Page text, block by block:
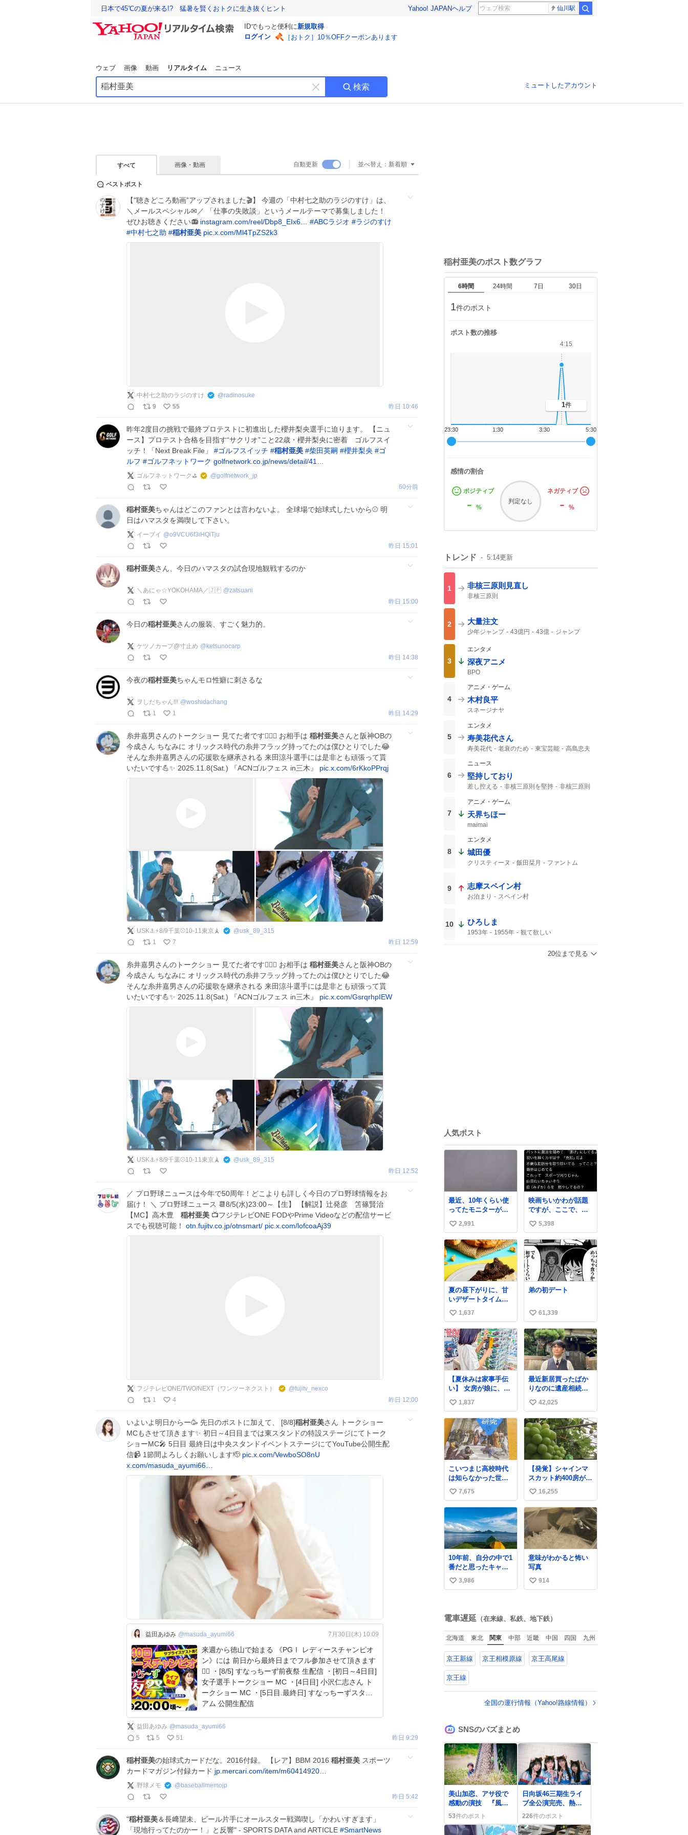
日本で45℃の夏が来る!? 猛暑を賢くおトクに生き抜くヒント Yahoo! JAPANヘルプ 仙川駅
IDでもっと便利に新規取得
ログイン
［おトク］10％OFFクーポンあります
ウェブ 画像 動画 リアルタイム ニュース
キ
ー
す
検索 ミュートしたアカウント
すべて 画像・動画 自動更新 並べ替え： 新着順
ベストポスト
【"聴きどころ動画”アップされました🎬】 今週の「中村七之助のラジのすけ」は、
＼メールスペシャル✉／ 「仕事の失敗談」というメールテーマで募集しました！
ぜひお聴きください📻 instagram.com/reel/Dbp8_EIx6… #ABCラジオ #ラジのすけ
#中村七之助 #稲村亜美 pic.x.com/Ml4TpZS2k3
中村七之助のラジのすけ @radinosuke
9
55 昨日 10:46
昨年2度目の挑戦で最終プロテストに初進出した櫻井梨央選手に迫ります。 【ニュ
ース】プロテスト合格を目指す“サクリオ”こと22歳・櫻井梨央に密着 ゴルフスイ
ッチ！「Next Break File」 #ゴルフスイッチ #稲村亜美 #柴田英嗣 #櫻井梨央 #ゴ
ルフ #ゴルフネットワーク golfnetwork.co.jp/news/detail/41…
ゴルフネットワーク⛳ @golfnetwork_jp
60分前
稲村亜美ちゃんはどこのファンとは言わないよ。 全球場で始球式したいから⚾ 明
日はハマスタを満喫して下さい。
イーブイ @o9VCU6f3iHQiTju
昨日 15:01
稲村亜美さん、今日のハマスタの試合現地観戦するのか
＼あにゃ☆YOKOHAMA／🇯🇵 @zatsuani
昨日 15:00
今日の稲村亜美さんの服装、すごく魅力的。
ケツノカープ@寸止め @ ketsunocarp
昨日 14:38
今夜の稲村亜美ちゃんモロ性癖に刺さるな
ヲしだちゃん!!! @woshidachang
1
1 昨日 14:29
糸井嘉男さんのトークショー 見てた者です🙋🏻‍♂️ お相手は 稲村亜美さんと阪神OBの
今成さん ちなみに オリックス時代の糸井フラッグ持ってたのは僕ひとりでした😂
そんな糸井嘉男さんの応援歌を継承される 来田涼斗選手には是非とも頑張って貰
いたいです💪✨ 2025.11.8(Sat.) 『ACNゴルフェス in三木』 pic.x.com/6rKkoPPrqj
USK⚓️⚡️8/9千葉⚾️10-11東京🗼 @usk_89_315
1
7 昨日 12:59
糸井嘉男さんのトークショー 見てた者です🙋🏻‍♂️ お相手は 稲村亜美さんと阪神OBの
今成さん ちなみに オリックス時代の糸井フラッグ持ってたのは僕ひとりでした😂
そんな糸井嘉男さんの応援歌を継承される 来田涼斗選手には是非とも頑張って貰
いたいです💪✨ 2025.11.8(Sat.) 『ACNゴルフェス in三木』 pic.x.com/GsrqrhpIEW
USK⚓️⚡️8/9千葉⚾️10-11東京🗼 @usk_89_315
昨日 12:52
／ プロ野球ニュースは今年で50周年！どこよりも詳しく今日のプロ野球情報をお
届け！ ＼ プロ野球ニュース 📆8/5(水)23:00～【生】 【解説】辻発彦 笘篠賢治
【MC】高木豊 稲村亜美 📺フジテレビONE FODやPrime Videoなどの配信サービ
スでも視聴可能！ otn.fujitv.co.jp/otnsmart/ pic.x.com/lofcoaAj39
フジテレビONE/TWO/NEXT（ワンツーネクスト） @fujitv_nexco
1
4 昨日 12:00
いよいよ明日からー🥳 先日のポストに加えて、 [8/8]稲村亜美さん トークショー
MCもさせて頂きます✨️ 初日～4日目までは東スタンドの特設ステージにてトーク
ショーMC🎤 5日目 最終日は中央スタンドイベントステージにてYouTube公開生配
信📹 1節間よろしくお願いします🫡 pic.x.com/VewboSO8nU
x.com/masuda_ayumi66…
益田あゆみ @masuda_ayumi66 7月30日(木) 10:09
来週から徳山で始まる 《PGⅠ レディースチャンピオ
ン》には 前日から最終日までフル参加させて頂きます
🙋‍♀️ ・[8/5] すなっちーず前夜祭 生配信 ・[初日～4日目]
女子選手トークショー MC ・[4日目] 小沢仁志さん ト
ークショー MC ・[5日目.最終日] すなっちーずスタジ
アム 公開生配信
益田あゆみ @masuda_ayumi66
5
5 51 昨日 9:29
稲村亜美の始球式カードだな。2016付録。 【レア】BBM 2016 稲村亜美 スポーツ
カードマガジン付録カード jp.mercari.com/item/m60414920…
野球メモ @ baseballmemojp
昨日 5:42
"稲村亜美＆長﨑望未、ビール片手にオールスター戦満喫し「かわいすぎます」
「現地行ってたのかー！」と反響" - SPORTS DATA and ARTICLE #SmartNews
稲村亜美のポスト数グラフ
6時間 24時間 7日 30日
1件のポスト
ポスト数の推移
5:30
3:30
1:30
23:30
4:15
1件
感情の割合
ポジティブ
- %
判定なし
ネガティブ
-%
トレンド 5:14更新
1 非核三原則見直し
非核三原則
2 大量注文
少年ジャンプ 43億円 43億
ジャンプ
3
エンタメ
深夜アニメ
BPO
4
アニメ・ゲーム
木村良平
スネージナヤ
5
エンタメ
寿美花代さん
寿美花代 老衰のため 東宝芸能
高島忠夫
最期の最期まで...
6
ニュース
堅持しており
差し控える 非核三原則を堅持
非核三原則
7
アニメ・ゲーム
天界ちほー
maimai
8
エンタメ
城田優
クリスティーヌ 飯田栞月
ファントム
9 志摩スペイン村
お泊まり スペイン村
10 ひろしま
1953年 1955年 観て欲しい
20位まで見る
人気ポスト
最近、10年くらい使
ってたモニターが流
石に焼き付き始めた
んですけど、あ
の……
い
い
ね
数
2,991
映画ちいかわが話題
ですが、ここで、ハ
チワレが【実際に】
作品内で言ったあり
えないセリフを見て
みましょう （未アニ
メ化部分ふくむ）
い
い
ね
数
5,398
夏の昼下がりに、甘
いデザートタイムを
☀️ サクサク食感が楽
しめるデザート2品が
登場しています✨ ど
ちらの”サクッ”から
楽しみたいですか😊
🧡→ #キャラメルオ
ールドファッション
ドーナツ 外はさっく
り、中はしっとり。
キャラメルのビター
な味わいに包まれた
ドーナツ🍩 🖤→
い
い
ね
数
1,637
弟の初デート
い
い
ね
数
61,339
【夏休みは家事手伝
い】 女房が娘に、働
いたらバイト代もら
えば？と言ったら、
娘は、いらない、と
言って黙々と働いて
くれました。 あとで
ソフトクリーム買っ
てやろうと思いまし
た。
い
い
ね
数
1,837
最近新居買ったばか
りなのに遺産相続で
家もらっちゃった長
男
い
い
ね
数
42,025
こいつまじ高校時代
は知らなかった世界
史が溢れすぎてて
𝑩𝑰𝑮 𝑳𝑶𝑽𝑬＿＿
い
い
ね
数
7,675
【発覚】シャインマ
スカット約400房が果
樹園から盗まれる 栃
木・佐野市
news.livedoor.com/
article/detail… 被害
に遭った果樹園には
防犯カメラなどはな
く、シャインマスカ
ットが盗まれた木に
は刃物などで切られ
た跡が。市内で今年
に入って同様の被害
は確認されておら
い
い
ね
数
16,255
10年前、自分の中で1
番だと思ったキャン
プ場は今はもうない
い
数
3,986
意味がわかると怖い
写真
い
数
914
電車遅延 （在来線、私鉄、地下鉄）
北海道 東北 関東 中部 近畿 中国 四国 九州
京王新線 京王相模原線 京王高尾線
京王線
全国の運行情報（Yahoo!路線情報）
SNSのバズまとめ
美山加恋、アサ役で
感動の演技 『風、
薫る』で母親姿が話
題に
53件のポスト
日向坂46三期生ライ
ブ全公演完売、熱狂
の初日がZepp大阪で
幕開け ファン熱狂
の声が止まらない
226件のポスト